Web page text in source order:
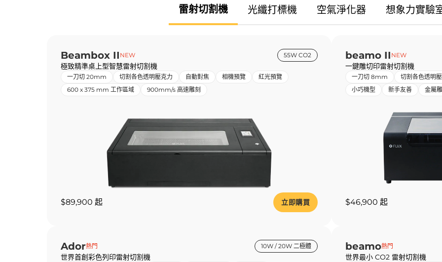
雷射切割機 光纖打標機 空氣淨化器 想象力實驗
Beambox II NEW 55W CO2
極致精準桌上型智慧雷射切割機
一刀切 20mm 切割各色透明壓克力 自動對焦 相機預覽
紅光預覽
600 x 375 mm 工作區域
900mm/s 高速雕刻
$89,900 起 立即購買
beamo II NEW
一鍵雕切印雷射切割機
一刀切 8mm
切割各色透明
小巧機型
新手友善 金屬
$46,900 起
Ador熱門 10W / 20W 二極體
世界首創彩色列印雷射切割機
beamo熱門
世界最小 CO2 雷射切割機